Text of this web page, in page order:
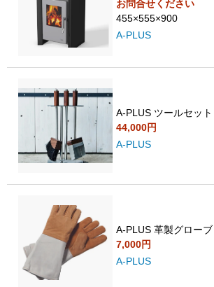
お問合せください
455×555×900
A-PLUS
A-PLUS ツールセット
44,000円
A-PLUS
A-PLUS 革製グローブ
7,000円
A-PLUS